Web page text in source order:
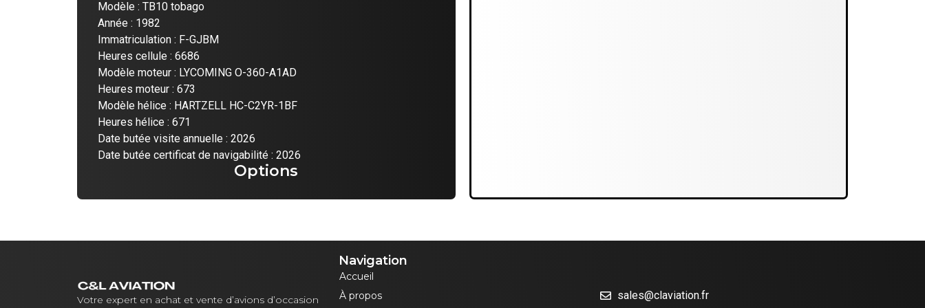
Modèle : TB10 tobago
Année : 1982
Immatriculation : F-GJBM
Heures cellule : 6686
Modèle moteur : LYCOMING O-360-A1AD
Heures moteur : 673
Modèle hélice : HARTZELL HC-C2YR-1BF
Heures hélice : 671
Date butée visite annuelle : 2026
Date butée certificat de navigabilité : 2026
Options
Votre expert en achat et vente d’avions d’occasion
Navigation
Accueil
À propos
sales@claviation.fr